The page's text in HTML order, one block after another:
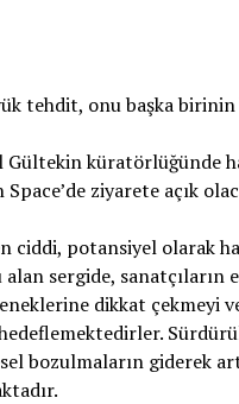
tehdit, onu başka
Gültekin
ziyarete açık
ciddi, potansiyel olarak
alan sergide,
dikkat çekmeyi
bozulmaların giderek